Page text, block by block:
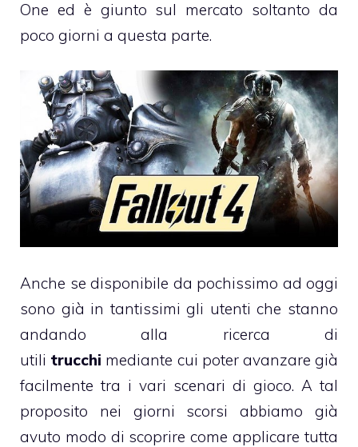
One ed è giunto sul mercato soltanto da
poco giorni a questa parte.
Anche se disponibile da pochissimo ad oggi
sono già in tantissimi gli utenti che stanno
andando alla ricerca di
utili trucchi mediante cui poter avanzare già
facilmente tra i vari scenari di gioco. A tal
proposito nei giorni scorsi abbiamo già
avuto modo di scoprire come applicare tutta